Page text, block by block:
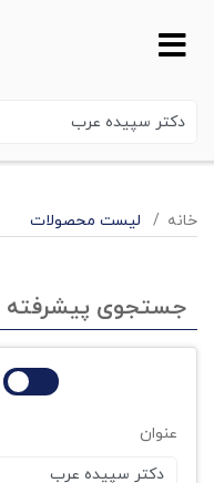
خانه لیست محصولات
جستجوی پیشرفته
عنوان